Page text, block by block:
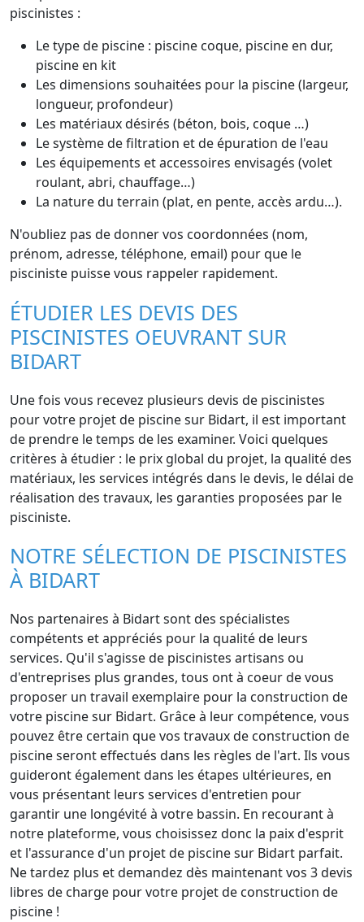
piscinistes :
Le type de piscine : piscine coque, piscine en dur,
piscine en kit
Les dimensions souhaitées pour la piscine (largeur,
longueur, profondeur)
Les matériaux désirés (béton, bois, coque …)
Le système de filtration et de épuration de l'eau
Les équipements et accessoires envisagés (volet
roulant, abri, chauffage…)
La nature du terrain (plat, en pente, accès ardu…).
N'oubliez pas de donner vos coordonnées (nom,
prénom, adresse, téléphone, email) pour que le
pisciniste puisse vous rappeler rapidement.
ÉTUDIER LES DEVIS DES
PISCINISTES OEUVRANT SUR
BIDART
Une fois vous recevez plusieurs devis de piscinistes
pour votre projet de piscine sur Bidart, il est important
de prendre le temps de les examiner. Voici quelques
critères à étudier : le prix global du projet, la qualité des
matériaux, les services intégrés dans le devis, le délai de
réalisation des travaux, les garanties proposées par le
pisciniste.
NOTRE SÉLECTION DE PISCINISTES
À BIDART
Nos partenaires à Bidart sont des spécialistes
compétents et appréciés pour la qualité de leurs
services. Qu'il s'agisse de piscinistes artisans ou
d'entreprises plus grandes, tous ont à coeur de vous
proposer un travail exemplaire pour la construction de
votre piscine sur Bidart. Grâce à leur compétence, vous
pouvez être certain que vos travaux de construction de
piscine seront effectués dans les règles de l'art. Ils vous
guideront également dans les étapes ultérieures, en
vous présentant leurs services d'entretien pour
garantir une longévité à votre bassin. En recourant à
notre plateforme, vous choisissez donc la paix d'esprit
et l'assurance d'un projet de piscine sur Bidart parfait.
Ne tardez plus et demandez dès maintenant vos 3 devis
libres de charge pour votre projet de construction de
piscine !